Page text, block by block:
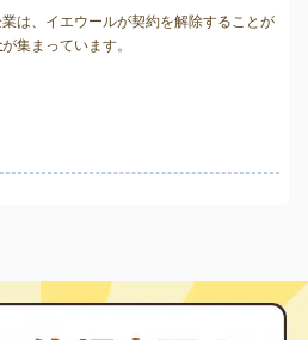
は、イエウールが契約を解除することが
が集まっています。